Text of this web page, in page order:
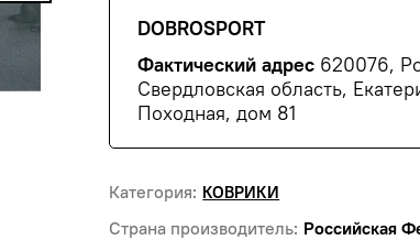
Категория: КОВРИКИ
Страна производитель: Российская
DOBROSPORT
Фактический адрес 620076,
Свердловская область,
Походная, дом 81